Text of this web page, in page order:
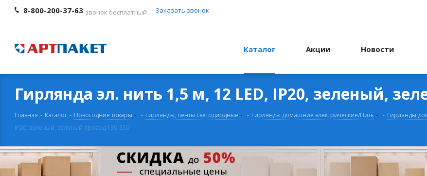
8-800-200-37-63 звонок бесплатный Заказать звонок
Каталог Акции Новости
Гирлянда эл. нить 1,5 м, 12 LED, IP20, зеленый,
Главная - Каталог - Новогодние товары - Гирлянды, ленты светодиодные - Гирлянды домашние электрические/Нить - Гирлянды
IP20, зеленый, зеленый провод 130-350